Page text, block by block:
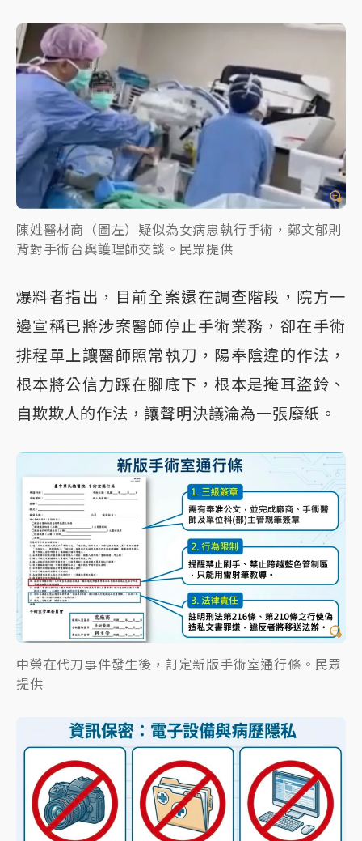
陳姓醫材商（圖左）疑似為女病患執行手術，鄭文郁則
背對手術台與護理師交談。民眾提供
爆料者指出，目前全案還在調查階段，院方一
邊宣稱已將涉案醫師停止手術業務，卻在手術
排程單上讓醫師照常執刀，陽奉陰違的作法，
根本將公信力踩在腳底下，根本是掩耳盜鈴、
自欺欺人的作法，讓聲明決議淪為一張廢紙。
中榮在代刀事件發生後，訂定新版手術室通行條。民眾
提供